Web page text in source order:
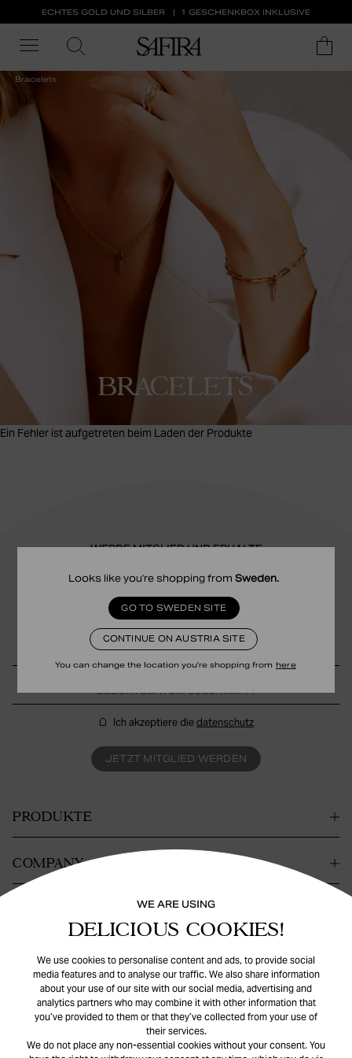
WE ARE USING
DELICIOUS COOKIES!
We use cookies to personalise content and ads, to provide social
media features and to analyse our traffic. We also share information
about your use of our site with our social media, advertising and
analytics partners who may combine it with other information that
you’ve provided to them or that they’ve collected from your use of
their services.
We do not place any non-essential cookies without your consent. You
Looks like you're shopping from Sweden.
GO TO SWEDEN SITE
CONTINUE ON AUSTRIA SITE
You can change the location you're shopping from here
ECHTES GOLD UND SILBER 1 GESCHENKBOX INKLUSIVE
Bracelets
BRACELETS
Ein Fehler ist aufgetreten beim Laden der Produkte
WERDE MITGLIED UND ERHALTE
10% RABATT
Erhalte exklusive Angebote, Pre-Access und ein Geschenk zu
deinem Geburtstag.
Ich akzeptiere die datenschutz
JETZT MITGLIED WERDEN
PRODUKTE
COMPANY
HILFE